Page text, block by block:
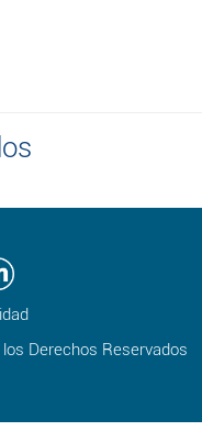
Derechos Reservados